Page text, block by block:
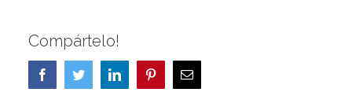
Compártelo!
FacebookTwitterLinkedInPinterestCorreo
electrónico